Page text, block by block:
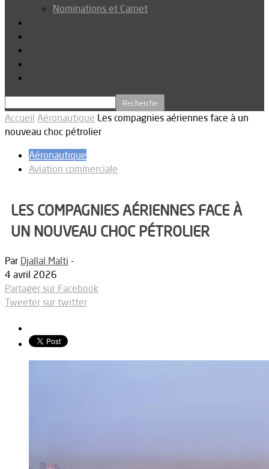
Nominations et Carnet
Accueil Aéronautique Les compagnies aériennes face à un
nouveau choc pétrolier
Aéronautique
Aviation commerciale
LES COMPAGNIES AÉRIENNES FACE À
UN NOUVEAU CHOC PÉTROLIER
Par Djallal Malti -
4 avril 2026
Partager sur Facebook
Tweeter sur twitter